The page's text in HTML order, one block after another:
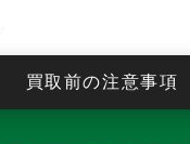
買取前の注意事項